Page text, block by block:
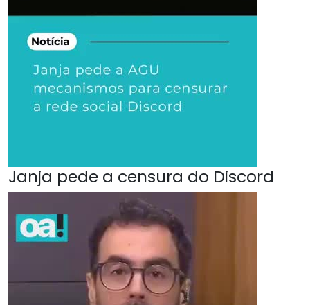
Janja pede a censura do Discord